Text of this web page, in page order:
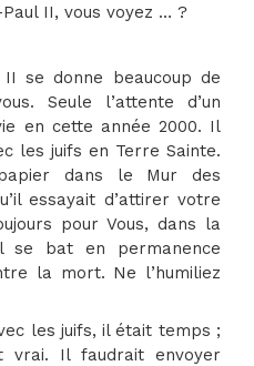
II, vous voyez … ?
se donne beaucoup de
Seule l’attente d’un
en cette année 2000. Il
les juifs en Terre Sainte.
dans le Mur des
essayait d’attirer votre
pour Vous, dans la
bat en permanence
la mort. Ne l’humiliez
les juifs, il était temps ;
vrai. Il faudrait envoyer